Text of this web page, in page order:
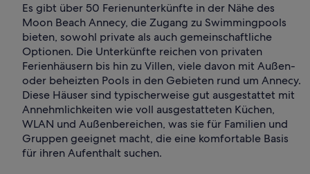
Es gibt über 50 Ferienunterkünfte in der Nähe des
Moon Beach Annecy, die Zugang zu Swimmingpools
bieten, sowohl private als auch gemeinschaftliche
Optionen. Die Unterkünfte reichen von privaten
Ferienhäusern bis hin zu Villen, viele davon mit Außen-
oder beheizten Pools in den Gebieten rund um Annecy.
Diese Häuser sind typischerweise gut ausgestattet mit
Annehmlichkeiten wie voll ausgestatteten Küchen,
WLAN und Außenbereichen, was sie für Familien und
Gruppen geeignet macht, die eine komfortable Basis
für ihren Aufenthalt suchen.